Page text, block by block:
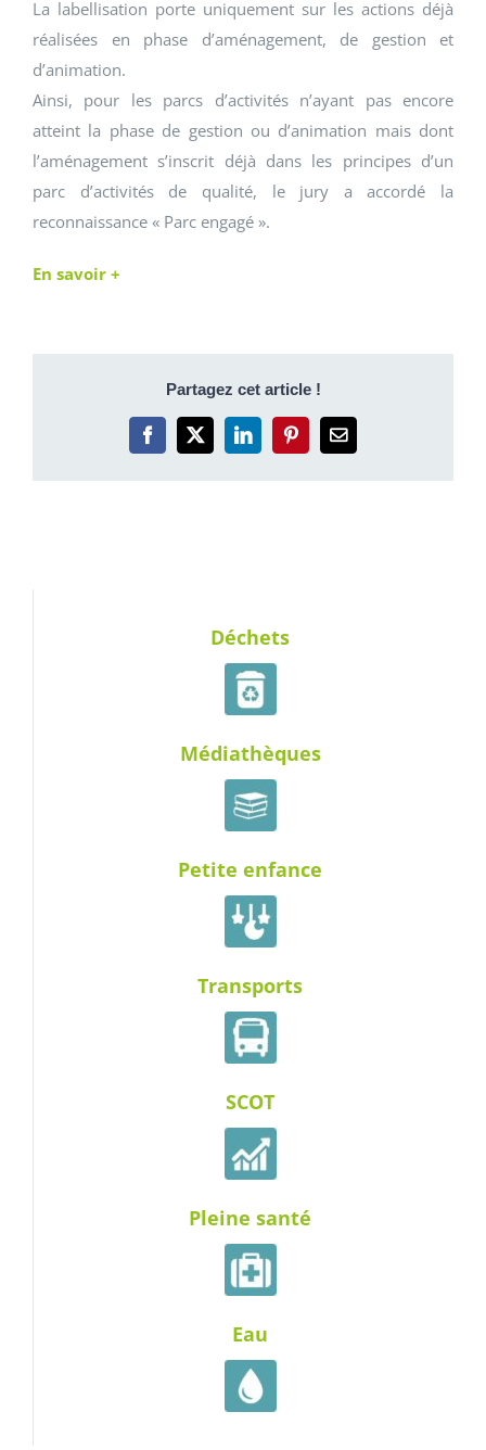
La labellisation porte uniquement sur les actions déjà
réalisées en phase d’aménagement, de gestion et
d’animation.
Ainsi, pour les parcs d’activités n’ayant pas encore
atteint la phase de gestion ou d’animation mais dont
l’aménagement s’inscrit déjà dans les principes d’un
parc d’activités de qualité, le jury a accordé la
reconnaissance « Parc engagé ».
En savoir +
Partagez cet article !
Facebook
X LinkedInPinterestEmail
Déchets
Médiathèques
Petite enfance
Transports
SCOT
Pleine santé
Eau